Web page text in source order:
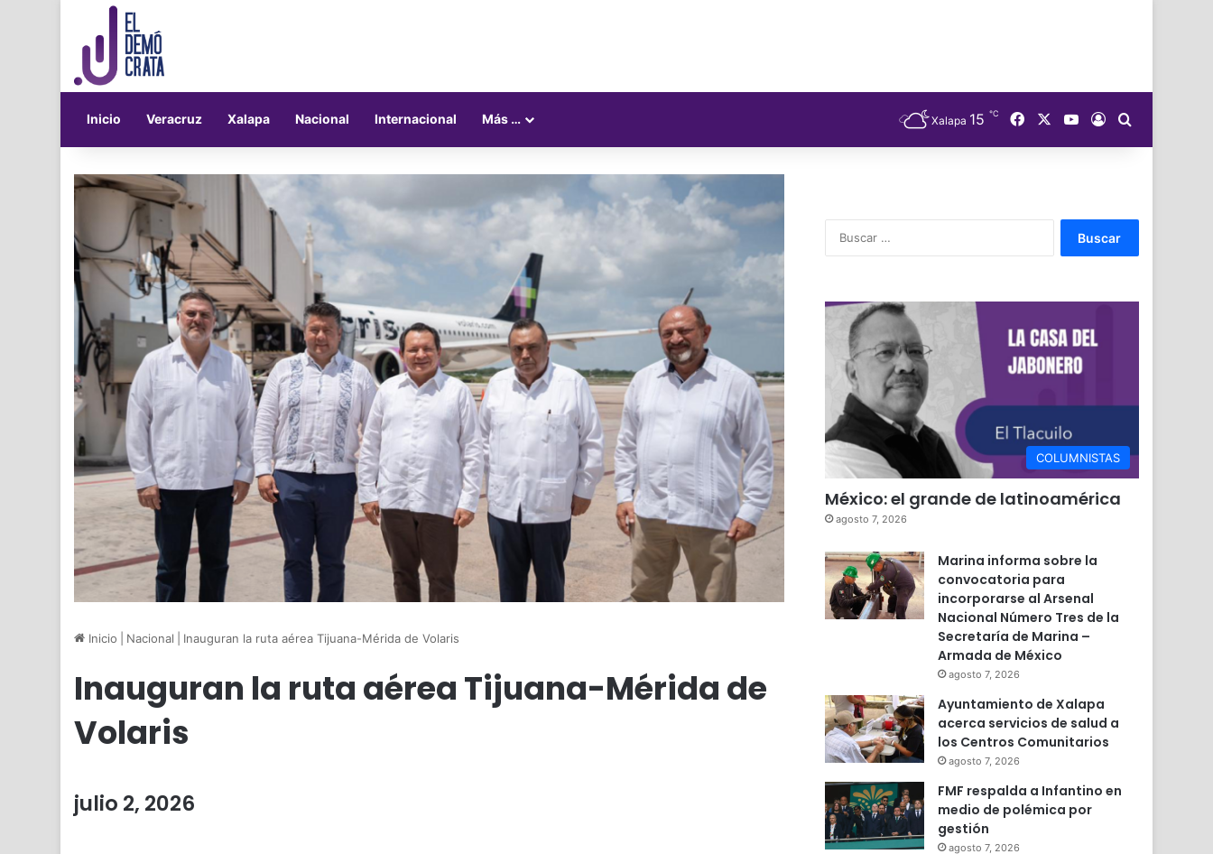
Inicio Veracruz Xalapa Nacional Internacional Más … Xalapa 15 ℃ FacebookYouTube
Acceso
Inicio Nacional Inauguran la ruta aérea Tijuana-Mérida de Volaris
Inauguran la ruta aérea Tijuana-Mérida de
Volaris
julio 2, 2026
COLUMNISTAS
México: el grande de latinoamérica
agosto 7, 2026
Marina informa sobre la
convocatoria para
incorporarse al Arsenal
Nacional Número Tres de la
Secretaría de Marina –
Armada de México
agosto 7, 2026
Ayuntamiento de Xalapa
acerca servicios de salud a
los Centros Comunitarios
agosto 7, 2026
FMF respalda a Infantino en
medio de polémica por
gestión
agosto 7, 2026